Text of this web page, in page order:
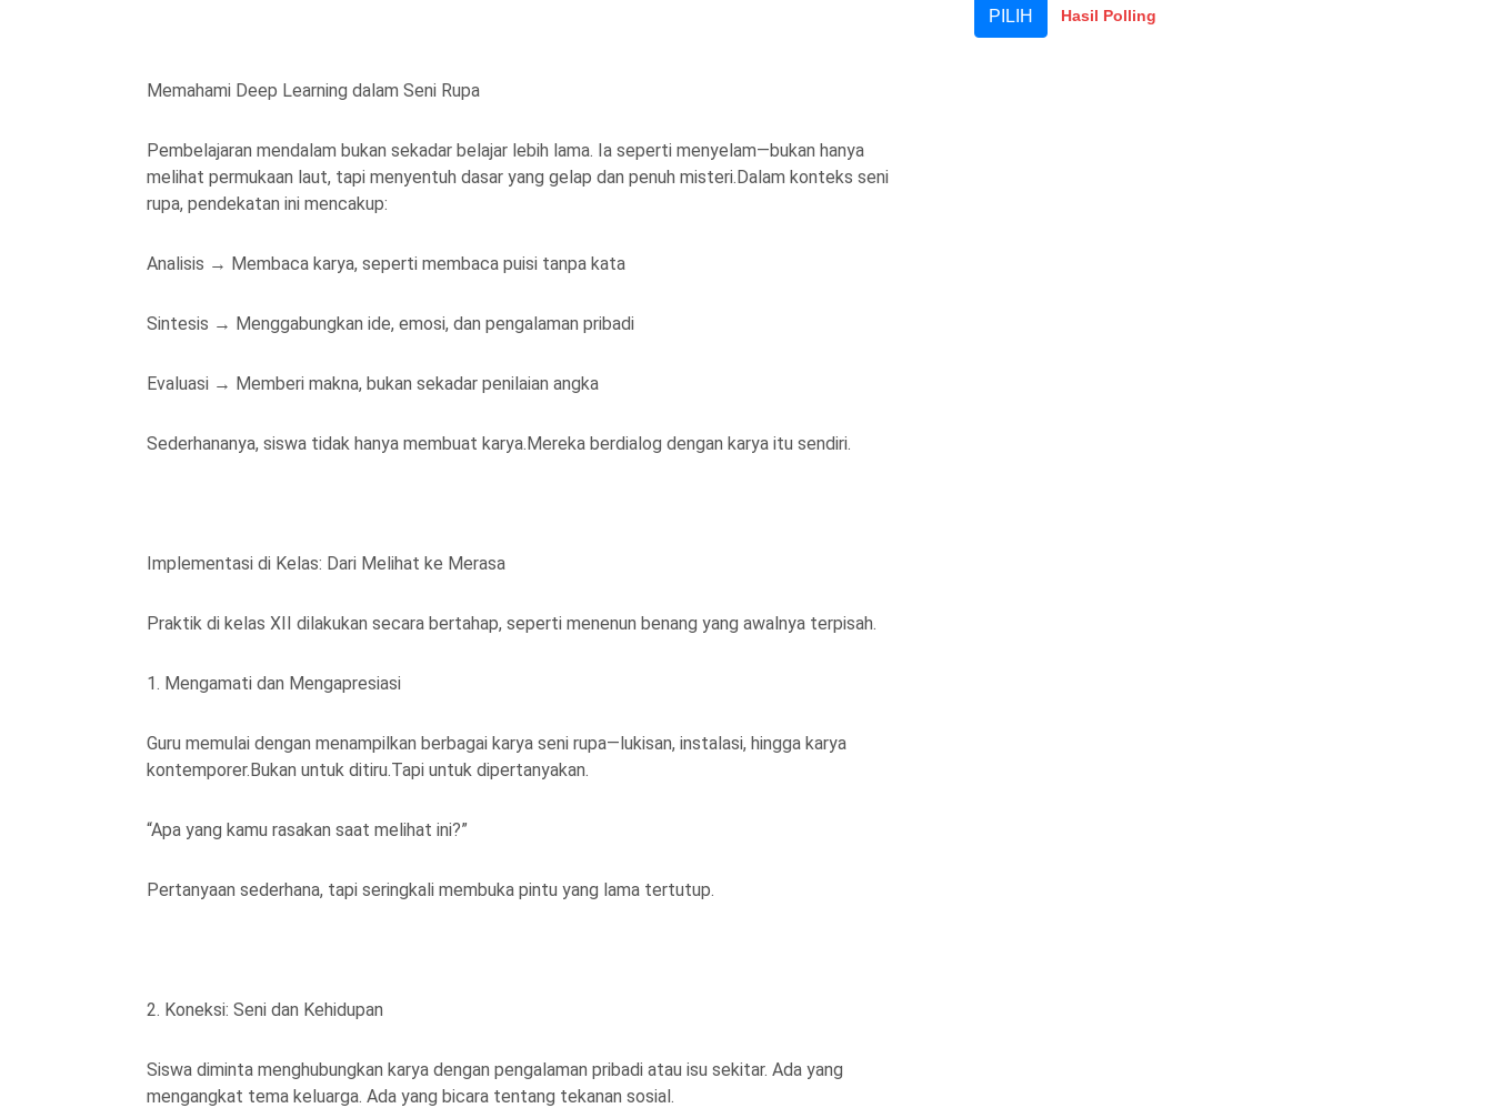
Memahami Deep Learning dalam Seni Rupa
Pembelajaran mendalam bukan sekadar belajar lebih lama. Ia seperti menyelam—bukan hanya
melihat permukaan laut, tapi menyentuh dasar yang gelap dan penuh misteri.Dalam konteks seni
rupa, pendekatan ini mencakup:
Analisis → Membaca karya, seperti membaca puisi tanpa kata
Sintesis → Menggabungkan ide, emosi, dan pengalaman pribadi
Evaluasi → Memberi makna, bukan sekadar penilaian angka
Sederhananya, siswa tidak hanya membuat karya.Mereka berdialog dengan karya itu sendiri.
Implementasi di Kelas: Dari Melihat ke Merasa
Praktik di kelas XII dilakukan secara bertahap, seperti menenun benang yang awalnya terpisah.
1. Mengamati dan Mengapresiasi
Guru memulai dengan menampilkan berbagai karya seni rupa—lukisan, instalasi, hingga karya
kontemporer.Bukan untuk ditiru.Tapi untuk dipertanyakan.
“Apa yang kamu rasakan saat melihat ini?”
Pertanyaan sederhana, tapi seringkali membuka pintu yang lama tertutup.
2. Koneksi: Seni dan Kehidupan
Siswa diminta menghubungkan karya dengan pengalaman pribadi atau isu sekitar. Ada yang
mengangkat tema keluarga. Ada yang bicara tentang tekanan sosial.
Hasil Polling